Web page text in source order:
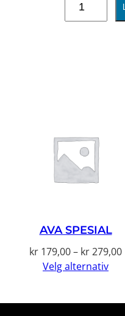
BIFF
AVA SPESIAL
kr 179,00– kr279,00
Velg alternativ